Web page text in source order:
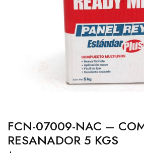
FCN-07009-NAC –
RESANADOR 5 KGS